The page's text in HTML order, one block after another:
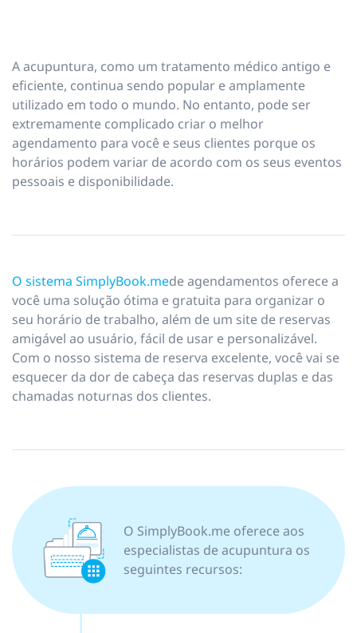
A acupuntura, como um tratamento médico antigo e
eficiente, continua sendo popular e amplamente
utilizado em todo o mundo. No entanto, pode ser
extremamente complicado criar o melhor
agendamento para você e seus clientes porque os
horários podem variar de acordo com os seus eventos
pessoais e disponibilidade.
O sistema SimplyBook.mede agendamentos oferece a
você uma solução ótima e gratuita para organizar o
seu horário de trabalho, além de um site de reservas
amigável ao usuário, fácil de usar e personalizável.
Com o nosso sistema de reserva excelente, você vai se
esquecer da dor de cabeça das reservas duplas e das
chamadas noturnas dos clientes.
O SimplyBook.me oferece aos
especialistas de acupuntura os
seguintes recursos: